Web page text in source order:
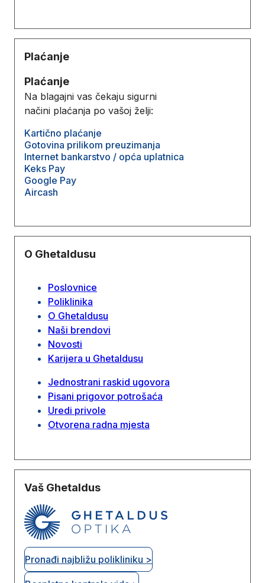
Plaćanje
Plaćanje
Na blagajni vas čekaju sigurni
načini plaćanja po vašoj želji:
Kartično plaćanje
Gotovina prilikom preuzimanja
Internet bankarstvo / opća uplatnica
Keks Pay
Google Pay
Aircash
O Ghetaldusu
Poslovnice
Poliklinika
O Ghetaldusu
Naši brendovi
Novosti
Karijera u Ghetaldusu
Jednostrani raskid ugovora
Pisani prigovor potrošaća
Uredi privole
Otvorena radna mjesta
Vaš Ghetaldus
Pronađi najbližu polikliniku >